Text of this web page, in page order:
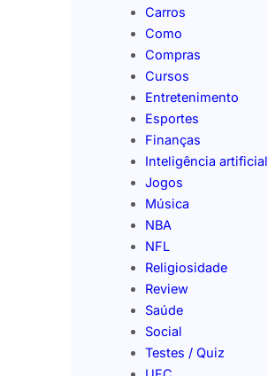
Carros
Como
Compras
Cursos
Entretenimento
Esportes
Finanças
Inteligência artificial
Jogos
Música
NBA
NFL
Religiosidade
Review
Saúde
Social
Testes / Quiz